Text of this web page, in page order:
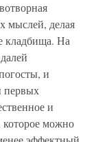
мыслей, делая
кладбища. На
и
первых
и
которое можно